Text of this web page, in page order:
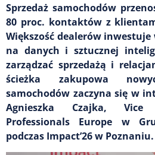
Sprzedaż samochodów
80 proc. kontaktów z
Większość dealerów
na danych i sztucznej
zarządzać sprzedażą i
ścieżka zakupowa
samochodów zaczyna się w
Agnieszka Czajka, Vice
Professionals Europe w
podczas Impact’26 w Poznaniu.